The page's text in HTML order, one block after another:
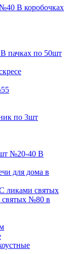
В коробочках
пачках по 50шт
по 3шт
№20-40 В
для дома в
ликами святых
№80 в